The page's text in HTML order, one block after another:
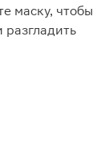
маску, чтобы
разгладить